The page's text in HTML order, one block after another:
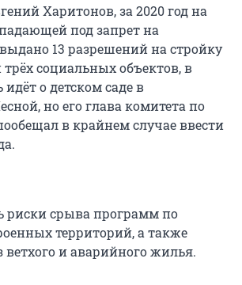
Харитонов, за 2020 год на
под запрет на
13 разрешений на стройку
социальных объектов, в
идёт о детском саде в
но его глава комитета по
в крайнем случае ввести
риски срыва программ по
территорий, а также
ветхого и аварийного жилья.